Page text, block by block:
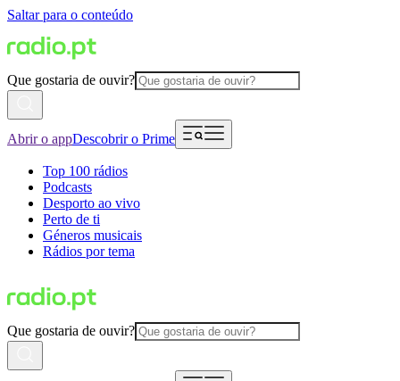
Saltar para o conteúdo
Que gostaria de ouvir?
Abrir o appDescobrir o Prime
Top 100 rádios
Podcasts
Desporto ao vivo
Perto de ti
Géneros musicais
Rádios por tema
Que gostaria de ouvir?